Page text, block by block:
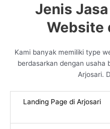
Jenis
Website
Kami banyak memiliki type
berdasarkan dengan usaha
Arjosari.
Landing Page di Arjosari